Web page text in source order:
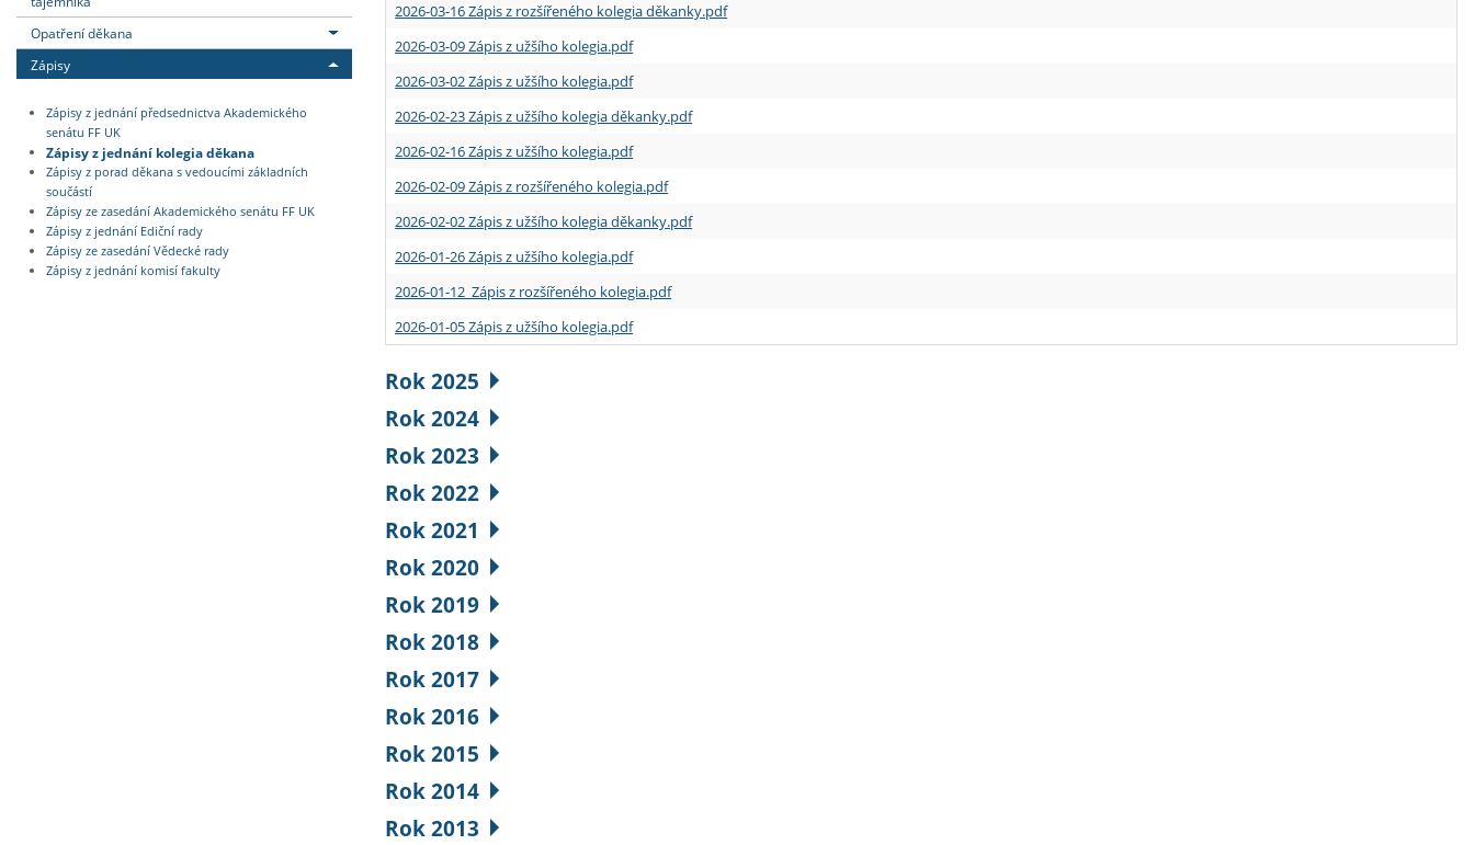
Opatření děkana
Zápisy
Zápisy z jednání předsednictva Akademického
senátu FF UK
Zápisy z jednání kolegia děkana
Zápisy z porad děkana s vedoucími základních
součástí
Zápisy ze zasedání Akademického senátu FF UK
Zápisy z jednání Ediční rady
Zápisy ze zasedání Vědecké rady
Zápisy z jednání komisí fakulty
2026-03-16 Zápis z rozšířeného kolegia děkanky.pdf
2026-03-09 Zápis z užšího kolegia.pdf
2026-03-02 Zápis z užšího kolegia.pdf
2026-02-23 Zápis z užšího kolegia děkanky.pdf
2026-02-16 Zápis z užšího kolegia.pdf
2026-02-09 Zápis z rozšířeného kolegia.pdf
2026-02-02 Zápis z užšího kolegia děkanky.pdf
2026-01-26 Zápis z užšího kolegia.pdf
2026-01-12 Zápis z rozšířeného kolegia.pdf
2026-01-05 Zápis z užšího kolegia.pdf
Rok 2025
Rok 2024
Rok 2023
Rok 2022
Rok 2021
Rok 2020
Rok 2019
Rok 2018
Rok 2017
Rok 2016
Rok 2015
Rok 2014
Rok 2013